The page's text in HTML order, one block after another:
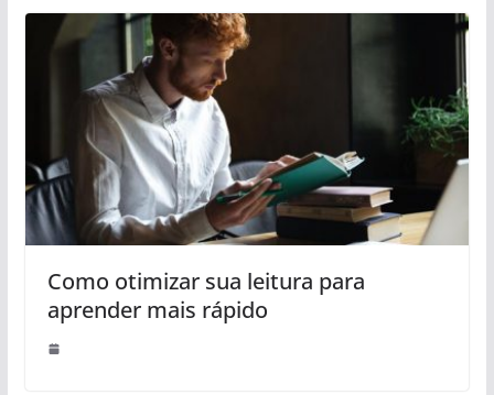
Como otimizar sua leitura para
aprender mais rápido